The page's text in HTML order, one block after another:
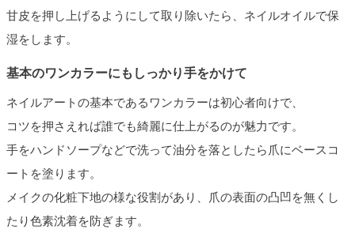
甘皮を押し上げるようにして取り除いたら、ネイルオイルで保
湿をします。
基本のワンカラーにもしっかり手をかけて
ネイルアートの基本であるワンカラーは初心者向けで、
コツを押さえれば誰でも綺麗に仕上がるのが魅力です。
手をハンドソープなどで洗って油分を落としたら爪にベースコ
ートを塗ります。
メイクの化粧下地の様な役割があり、爪の表面の凸凹を無くし
たり色素沈着を防ぎます。